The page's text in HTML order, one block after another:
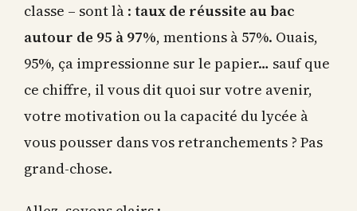
classe – sont là : taux de réussite au bac
autour de 95 à 97%, mentions à 57%. Ouais,
95%, ça impressionne sur le papier… sauf que
ce chiffre, il vous dit quoi sur votre avenir,
votre motivation ou la capacité du lycée à
vous pousser dans vos retranchements ? Pas
grand-chose.